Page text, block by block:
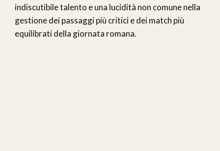
indiscutibile talento e una lucidità non comune nella
gestione dei passaggi più critici e dei match più
equilibrati della giornata romana.